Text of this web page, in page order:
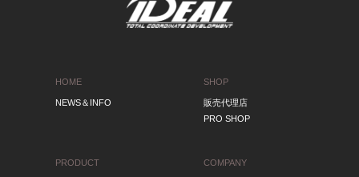
HOME
NEWS＆INFO
PRODUCT
SHOP
販売代理店
PRO SHOP
COMPANY